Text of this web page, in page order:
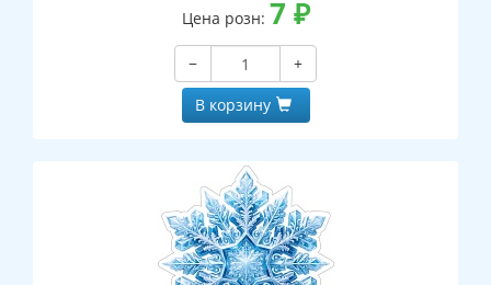
Цена розн: 7 ₽
−
+
В корзину